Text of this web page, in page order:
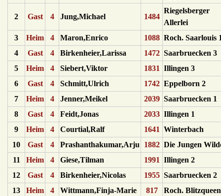
2 Gast 4 Jung,Michael 1484
Riegelsberger
Allerlei
3
Heim 4 Maron,Enrico 1088 Roch. Saarlouis
4
Gast 4 Birkenheier,Larissa 1472 Saarbruecken 3
5
Heim 4 Siebert,Viktor 1831 Illingen 3
6
Gast 4 Schmitt,Ulrich 1742 Eppelborn 2
7
Heim 4 Jenner,Meikel 2039 Saarbruecken 1
8
Gast 4 Feidt,Jonas 2033 Illingen 1
9
Heim 4 Courtial,Ralf 1641 Winterbach
10
Gast 4 Prashanthakumar,Arju 1882 Die Jungen
11
Heim 4 Giese,Tilman 1991 Illingen 2
12
Gast 4 Birkenheier,Nicolas 1955 Saarbruecken 2
13
Heim 4 Wittmann,Finja-Marie 817 Roch.